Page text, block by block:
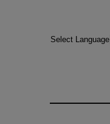
Select Language